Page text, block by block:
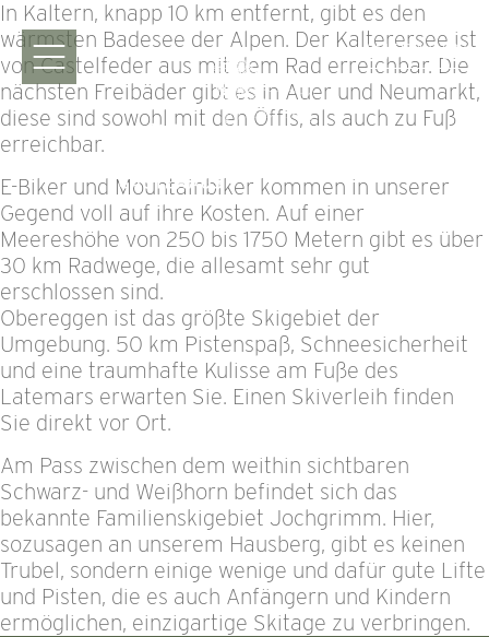
ANFRAGEN
In Kaltern, knapp 10 km entfernt, gibt es den
wärmsten Badesee der Alpen. Der Kalterersee ist
von Castelfeder aus mit dem Rad erreichbar. Die
nächsten Freibäder gibt es in Auer und Neumarkt,
diese sind sowohl mit den Öffis, als auch zu Fuß
erreichbar.
E-Biker und Mountainbiker kommen in unserer
Gegend voll auf ihre Kosten. Auf einer
Meereshöhe von 250 bis 1750 Metern gibt es über
30 km Radwege, die allesamt sehr gut
erschlossen sind.
Obereggen ist das größte Skigebiet der
Umgebung. 50 km Pistenspaß, Schneesicherheit
und eine traumhafte Kulisse am Fuße des
Latemars erwarten Sie. Einen Skiverleih finden
Sie direkt vor Ort.
Am Pass zwischen dem weithin sichtbaren
Schwarz- und Weißhorn befindet sich das
bekannte Familienskigebiet Jochgrimm. Hier,
sozusagen an unserem Hausberg, gibt es keinen
Trubel, sondern einige wenige und dafür gute Lifte
und Pisten, die es auch Anfängern und Kindern
ermöglichen, einzigartige Skitage zu verbringen.